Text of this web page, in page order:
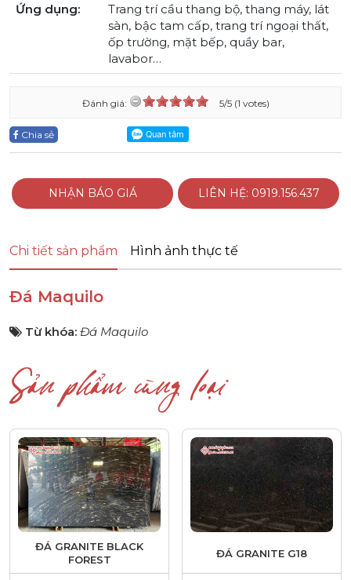
Ứng dụng:
Trang trí cầu thang bộ, thang máy, lát
sàn, bậc tam cấp, trang trí ngoại thất,
ốp trường, mặt bếp, quầy bar,
lavabor…
Đánh giá: 5/5 (1 votes)
Chia sẻ
NHẬN BÁO GIÁ LIÊN HỆ: 0919.156.437
Chi tiết sản phẩm Hình ảnh thực tế
Đá Maquilo
Từ khóa: Đá Maquilo
Sản phẩm cùng loại
ĐÁ GRANITE BLACK
FOREST
ĐÁ GRANITE G18